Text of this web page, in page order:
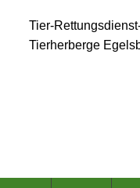
Tier-
Tierherberge